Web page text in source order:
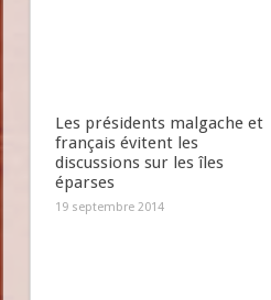
Les présidents malgache et
français évitent les
discussions sur les îles
éparses
19 septembre 2014